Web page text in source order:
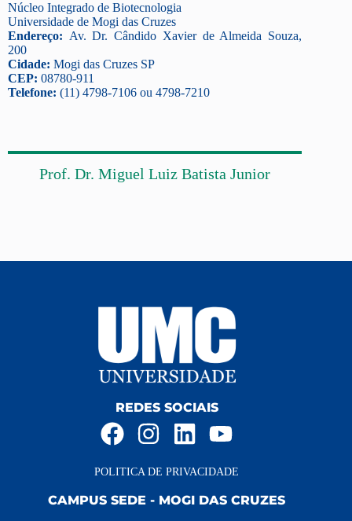
Núcleo Integrado de Biotecnologia
Universidade de Mogi das Cruzes
Endereço: Av. Dr. Cândido Xavier de Almeida Souza,
200
Cidade: Mogi das Cruzes SP
CEP: 08780-911
Telefone: (11) 4798-7106 ou 4798-7210
Prof. Dr. Miguel Luiz Batista Junior
REDES SOCIAIS
POLITICA DE PRIVACIDADE
CAMPUS SEDE - MOGI DAS CRUZES